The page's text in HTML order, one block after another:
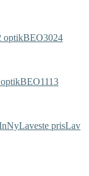
BEO3024
BEO1113
NyLaveste prisLav